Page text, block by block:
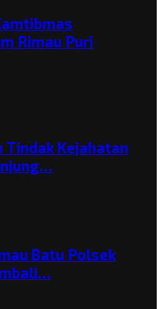
Rimau Puri
Tindak Kejahatan
Batu Polsek